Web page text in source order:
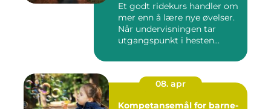
Et godt ridekurs handler om
mer enn å lære nye øvelser.
Når undervisningen tar
utgangspunkt i hesten...
08. apr
Kompetansemål for barne-